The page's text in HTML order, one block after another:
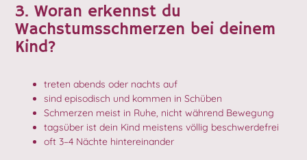
3. Woran erkennst du
Wachstumsschmerzen bei deinem
Kind?
treten abends oder nachts auf
sind episodisch und kommen in Schüben
Schmerzen meist in Ruhe, nicht während Bewegung
tagsüber ist dein Kind meistens völlig beschwerdefrei
oft 3–4 Nächte hintereinander